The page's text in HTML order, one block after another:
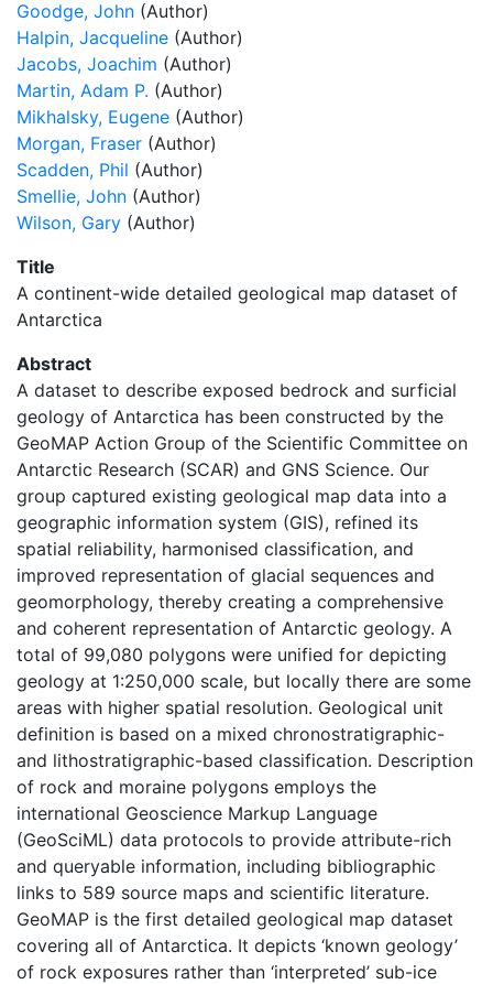
Goodge, John (Author)
Halpin, Jacqueline (Author)
Jacobs, Joachim (Author)
Martin, Adam P. (Author)
Mikhalsky, Eugene (Author)
Morgan, Fraser (Author)
Scadden, Phil (Author)
Smellie, John (Author)
Wilson, Gary (Author)
Title
A continent-wide detailed geological map dataset of
Antarctica
Abstract
A dataset to describe exposed bedrock and surficial
geology of Antarctica has been constructed by the
GeoMAP Action Group of the Scientific Committee on
Antarctic Research (SCAR) and GNS Science. Our
group captured existing geological map data into a
geographic information system (GIS), refined its
spatial reliability, harmonised classification, and
improved representation of glacial sequences and
geomorphology, thereby creating a comprehensive
and coherent representation of Antarctic geology. A
total of 99,080 polygons were unified for depicting
geology at 1:250,000 scale, but locally there are some
areas with higher spatial resolution. Geological unit
definition is based on a mixed chronostratigraphic-
and lithostratigraphic-based classification. Description
of rock and moraine polygons employs the
international Geoscience Markup Language
(GeoSciML) data protocols to provide attribute-rich
and queryable information, including bibliographic
links to 589 source maps and scientific literature.
GeoMAP is the first detailed geological map dataset
covering all of Antarctica. It depicts ‘known geology’
of rock exposures rather than ‘interpreted’ sub-ice